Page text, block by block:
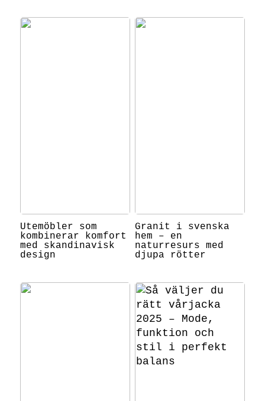
Utemöbler som
kombinerar komfort
med skandinavisk
design
Granit i svenska
hem – en
naturresurs med
djupa rötter